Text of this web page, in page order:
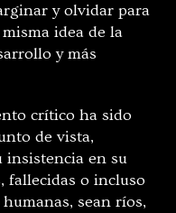
y olvidar para
idea de la
y más
crítico ha sido
de vista,
insistencia en su
fallecidas o incluso
sean ríos,